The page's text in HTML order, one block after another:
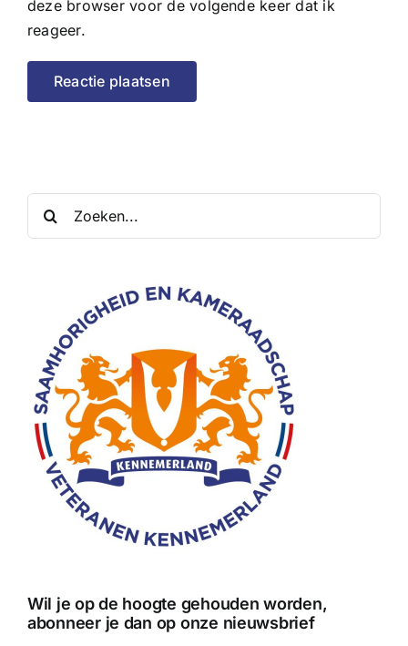
deze browser voor de volgende keer dat ik
reageer.
naar:
Wil je op de hoogte gehouden worden,
abonneer je dan op onze nieuwsbrief